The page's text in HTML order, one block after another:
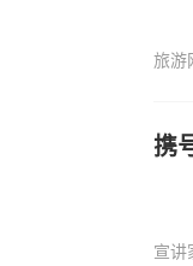
旅游
携
宣讲